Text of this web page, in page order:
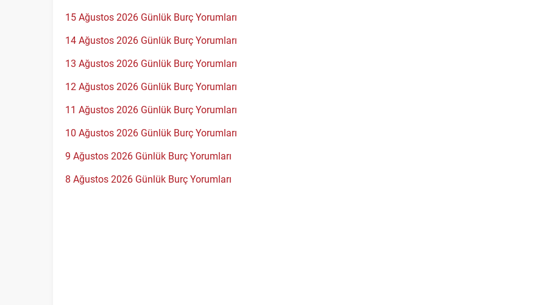
15 Ağustos 2026 Günlük Burç Yorumları
14 Ağustos 2026 Günlük Burç Yorumları
13 Ağustos 2026 Günlük Burç Yorumları
12 Ağustos 2026 Günlük Burç Yorumları
11 Ağustos 2026 Günlük Burç Yorumları
10 Ağustos 2026 Günlük Burç Yorumları
9 Ağustos 2026 Günlük Burç Yorumları
8 Ağustos 2026 Günlük Burç Yorumları